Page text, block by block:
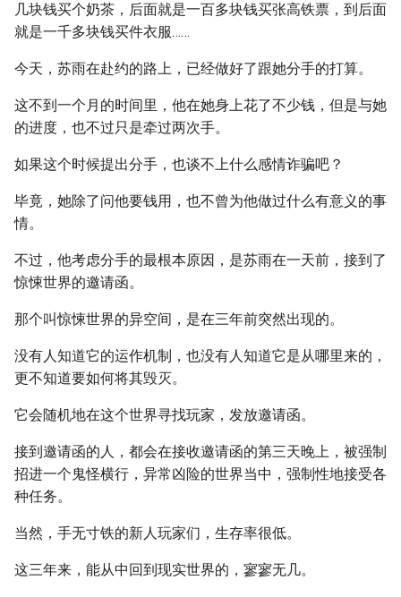
几块钱买个奶茶，后面就是一百多块钱买张高铁票，到后面
就是一千多块钱买件衣服……
今天，苏雨在赴约的路上，已经做好了跟她分手的打算。
这不到一个月的时间里，他在她身上花了不少钱，但是与她
的进度，也不过只是牵过两次手。
如果这个时候提出分手，也谈不上什么感情诈骗吧？
毕竟，她除了问他要钱用，也不曾为他做过什么有意义的事
情。
不过，他考虑分手的最根本原因，是苏雨在一天前，接到了
惊悚世界的邀请函。
那个叫惊悚世界的异空间，是在三年前突然出现的。
没有人知道它的运作机制，也没有人知道它是从哪里来的，
更不知道要如何将其毁灭。
它会随机地在这个世界寻找玩家，发放邀请函。
接到邀请函的人，都会在接收邀请函的第三天晚上，被强制
招进一个鬼怪横行，异常凶险的世界当中，强制性地接受各
种任务。
当然，手无寸铁的新人玩家们，生存率很低。
这三年来，能从中回到现实世界的，寥寥无几。